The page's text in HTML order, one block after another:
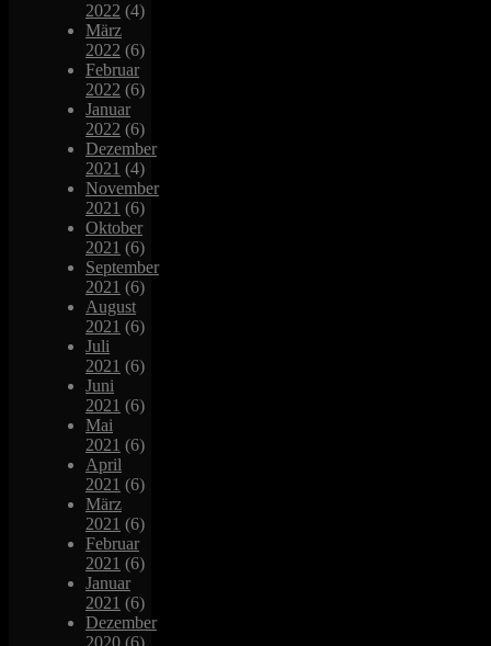
2022 (4)
März
2022 (6)
Februar
2022 (6)
Januar
2022 (6)
Dezember
2021 (4)
November
2021 (6)
Oktober
2021 (6)
September
2021 (6)
August
2021 (6)
Juli
2021 (6)
Juni
2021 (6)
Mai
2021 (6)
April
2021 (6)
März
2021 (6)
Februar
2021 (6)
Januar
2021 (6)
Dezember
2020 (6)